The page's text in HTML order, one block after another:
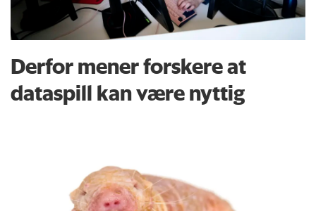
Derfor mener forskere at
dataspill kan være nyttig